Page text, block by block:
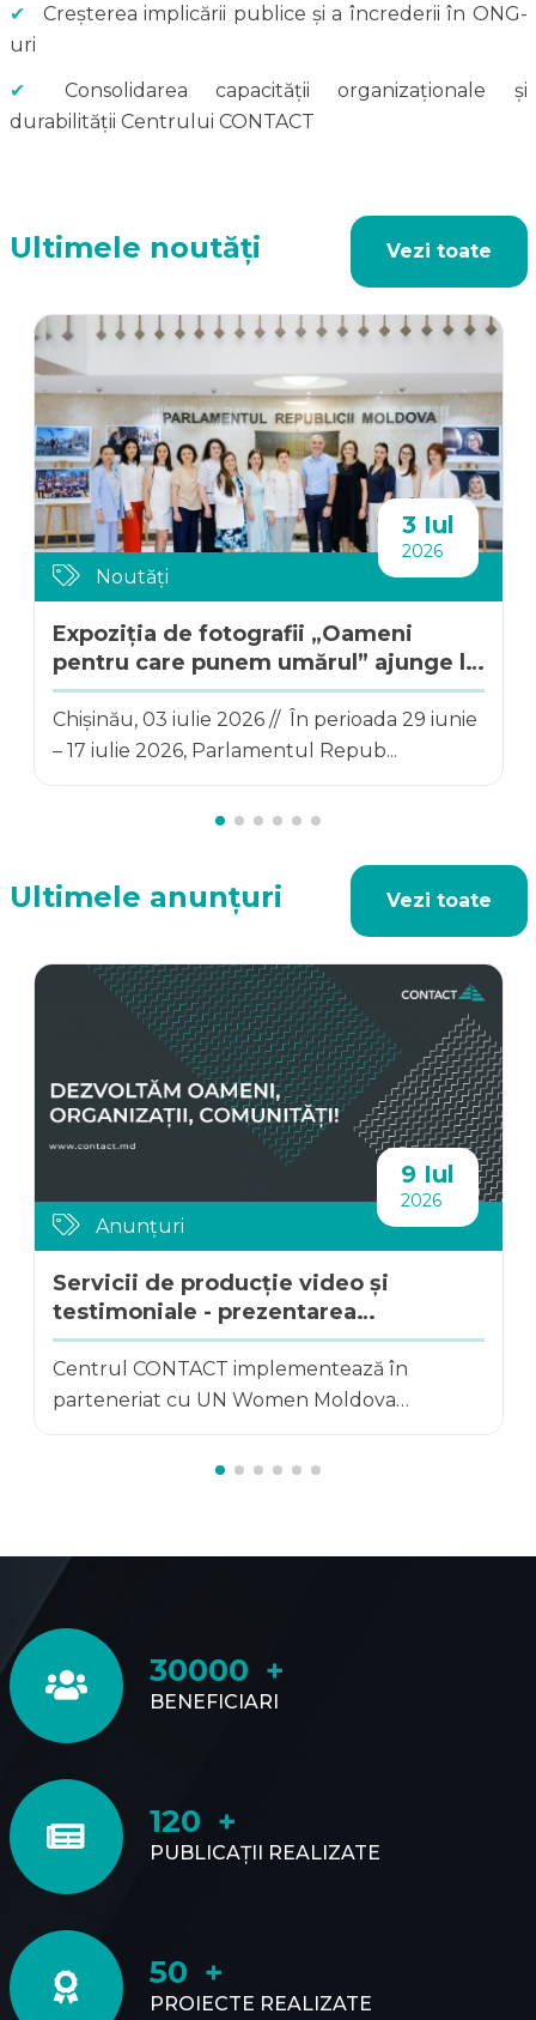
✔
Creșterea implicării publice și a încrederii în ONG-
uri
✔
Consolidarea capacității organizaționale și
durabilității Centrului CONTACT
Ultimele noutăți Vezi toate
Noutăți
3 Iul
2026
Expoziția de fotografii „Oameni
pentru care punem umărul” ajunge la
Parlamentul...
Chișinău, 03 iulie 2026 // În perioada 29 iunie
– 17 iulie 2026, Parlamentul Repub...
Ultimele anunțuri Vezi toate
Anunțuri
9 Iul
2026
Servicii de producție video și
testimoniale - prezentarea
rezultatelor a 8 iniți...
Centrul CONTACT implementează în
parteneriat cu UN Women Moldova
Programul „Dezvoltarea...
30000
BENEFICIARI
120
PUBLICAȚII REALIZATE
50
PROIECTE REALIZATE